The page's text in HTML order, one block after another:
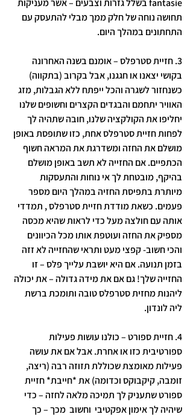
fantasie בשלל גזרות וצבעים – אשר מעניקות
תחושה נוחה של חלק ממך מבלי להתעסק עם
התחתונים במהלך היום.
3. חזיית סטרפלס – אומנם בשנה האחרונה
בקושי יצאנו או חגגנו, אבל בקרוב (בתקווה)
כשנחזור לשגרה והכל ייפתח ללא הגבלות, מזג
האוויר יתחמם והבגדים הקצרים וחשופים שלנו
יחליפו את הקולקציה שלנו, חובה שתהיה לך
לפחות חזיית סטרפלס אחת, כזו שתופסת באופן
מושלם את החזה ומשדרגת את המראה חשוף
הכתפיים. אם החזייה לא תשב באופן מושלם
בהיקף, מובטחת לך אי נוחות והתעסקות
מיותרת בתפיסת החזיה במהלך היום מספר
פעמים. כשאת מודדת חזיית סטרפלס , תמדדי
אותה עם חולצה מעל כדי לראות שהיא מכסה
מספיק את החזה ועוטפת אותו מכל הכיוונים
והכי חשוב- קפצי מעט ותראי שהחזייה לא זזה
בזמן תנועה. אם היא יושבת עלייך פלס – זו
החזייה שלך! גם אם את מידה גדולה – את יכולה
ליהנות מחזית סטרפלס טובה ותומכת ברשת
ליה לונדון.
4. חזיית ספורט – כולנו עושות פעילות
ספורטיבית כזו או אחרת. אבל אם את עושה
פעילות מאומצת שכוללת תזוזה רבה (ריצה,
זומבה, קיקבוקס וכדומה) את *חייבת* חזיית
ספורט שתעניק לך תמיכה מלאה לחזה – כדי
שיהיה לך אימון אפקטיבי  וחשוב  מכך – כך